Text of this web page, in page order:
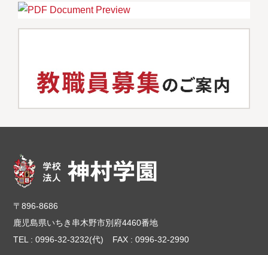
〒896-8686
鹿児島県いちき串木野市別府4460番地
TEL : 0996-32-3232(代)
FAX : 0996-32-2990